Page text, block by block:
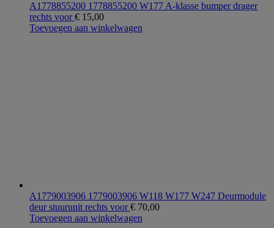
A1778855200 1778855200 W177 A-klasse bumper drager
rechts voor€ 15,00
Toevoegen aan winkelwagen
A1779003906 1779003906 W118 W177 W247 Deurmodule
deur stuurunit rechts voor€ 70,00
Toevoegen aan winkelwagen